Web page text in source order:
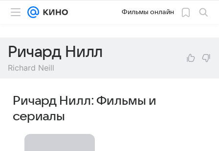
Фильмы онлайн
Ричард Нилл
Richard Neill
Ричард Нилл: Фильмы и
сериалы